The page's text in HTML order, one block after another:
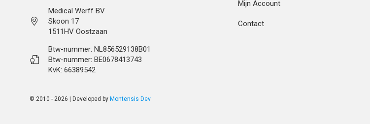
Medical Werff BV
Skoon 17
1511HV Oostzaan
Btw-nummer: NL856529138B01
Btw-nummer: BE0678413743
KvK: 66389542
© 2010 - 2026 | Developed by Montensis Dev
Mijn Account
Contact